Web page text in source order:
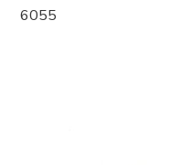
6055